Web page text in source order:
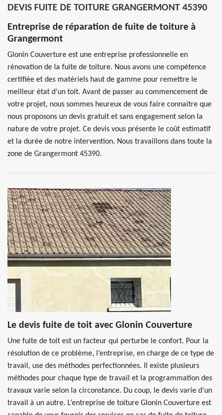
DEVIS FUITE DE TOITURE GRANGERMONT 45390
Entreprise de réparation de fuite de toiture à
Grangermont
Glonin Couverture est une entreprise professionnelle en
rénovation de la fuite de toiture. Nous avons une compétence
certifiée et des matériels haut de gamme pour remettre le
meilleur état d’un toit. Avant de passer au commencement de
votre projet, nous sommes heureux de vous faire connaitre que
nous proposons un devis gratuit et sans engagement selon la
nature de votre projet. Ce devis vous présente le coût estimatif
et la durée de notre intervention. Nous travaillons dans toute la
zone de Grangermont 45390.
Le devis fuite de toit avec Glonin Couverture
Une fuite de toit est un facteur qui perturbe le confort. Pour la
résolution de ce problème, l’entreprise, en charge de ce type de
travail, use des méthodes perfectionnées. Il existe plusieurs
méthodes pour chaque type de travail et la programmation des
travaux varie selon la circonstance. Du coup, le devis varie d’un
travail à un autre. L’entreprise de toiture Glonin Couverture est